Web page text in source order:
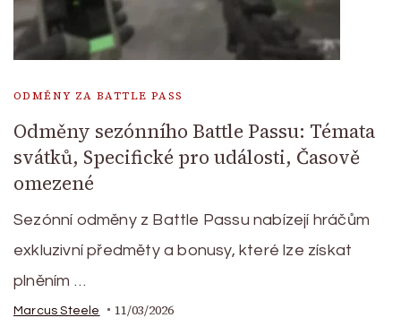
ODMĚNY ZA BATTLE PASS
Odměny sezónního Battle Passu: Témata
svátků, Specifické pro události, Časově
omezené
Sezónní odměny z Battle Passu nabízejí hráčům
exkluzivní předměty a bonusy, které lze získat
plněním …
Marcus Steele 11/03/2026